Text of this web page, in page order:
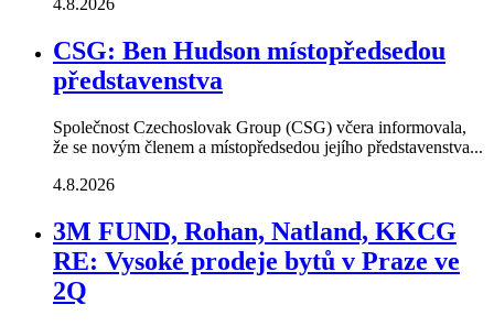
4.8.2026
CSG: Ben Hudson místopředsedou
představenstva
Společnost Czechoslovak Group (CSG) včera informovala,
že se novým členem a místopředsedou jejího představenstva...
4.8.2026
3M FUND, Rohan, Natland, KKCG
RE: Vysoké prodeje bytů v Praze ve
2Q